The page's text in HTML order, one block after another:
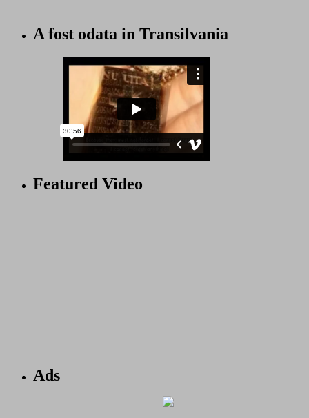
A fost odata in Transilvania
Featured Video
Ads